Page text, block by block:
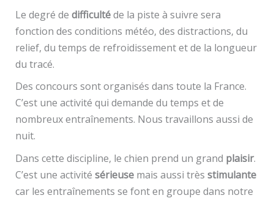
Le degré de difficultéde la piste à suivre sera
fonction des conditions météo, des distractions, du
relief, du temps de refroidissement et de la longueur
du tracé.
Des concours sont organisés dans toute la France.
C’est une activité qui demande du temps et de
nombreux entraînements. Nous travaillons aussi de
nuit.
Dans cette discipline, le chien prend un grand plaisir.
C’est une activité sérieusemais aussi très stimulante
car les entraînements se font en groupe dans notre